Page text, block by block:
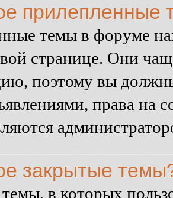
прилепленные
темы в форуме
странице. Они
поэтому вы
права на
закрытые
в которых